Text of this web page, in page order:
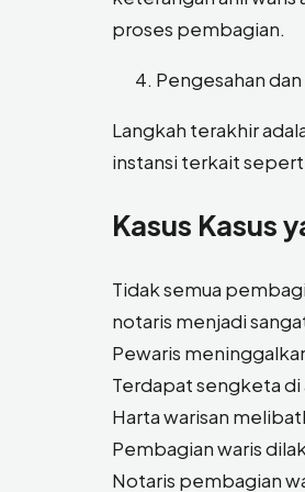
proses pembagian.
Pengesahan
Langkah terakhir
instansi terkait
Kasus Kasus
Tidak semua
notaris menjadi
Pewaris
Terdapat sengketa di
Harta warisan
Pembagian waris
Notaris pembagian